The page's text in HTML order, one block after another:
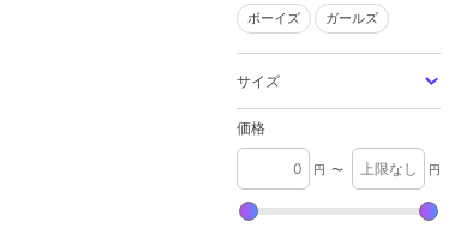
ボーイズ
ボーイズ ガールズ
ガールズ
サイズ
価格
円 〜 円